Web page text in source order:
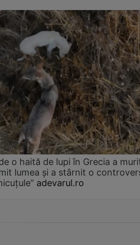
o haită de lupi în Grecia a
lumea și a stârnit o
adevarul.ro